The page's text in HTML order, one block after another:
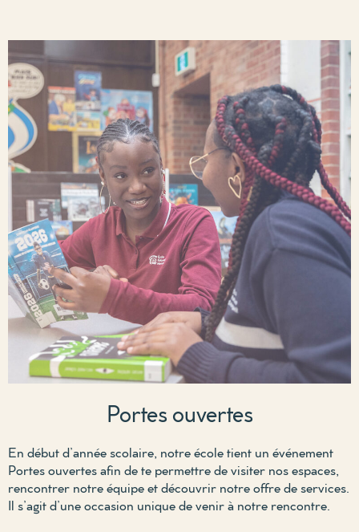
Portes ouvertes
En début d’année scolaire, notre écoletient un événement
Portes ouvertes afin de te permettre de visiter nos espaces,
rencontrer notre équipeet découvrir notre offre de services.
Il s’agit d’uneoccasion unique de venir à notre rencontre.